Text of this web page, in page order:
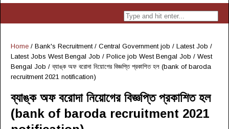
Home / Bank's Recruitment/ Central Government job / Latest Job /
Latest Jobs West Bengal Job / Police job West Bengal Job / West
Bengal Job /ব্যাঙ্ক অফ বরোদা নিয়োগের বিজ্ঞপ্তি প্রকাশিত হল (bank of baroda
recruitment 2021 notification)
ব্যাঙ্ক অফ বরোদা নিয়োগের বিজ্ঞপ্তি প্রকাশিত হল
(bank of baroda recruitment 2021